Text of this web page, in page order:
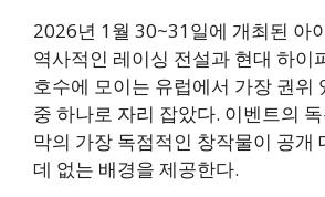
2026년 1월 30~31일에 개최된 아
역사적인 레이싱 전설과 현대 하이
호수에 모이는 유럽에서 가장 권위
중 하나로 자리 잡았다. 이벤트의
막의 가장 독점적인 창작물이 공개
데 없는 배경을 제공한다.